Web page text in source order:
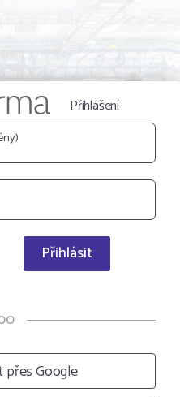
Přihlášení
Přihlásit
přes Google